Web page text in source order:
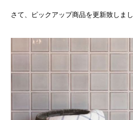
さて、ピックアップ商品を更新致しまし